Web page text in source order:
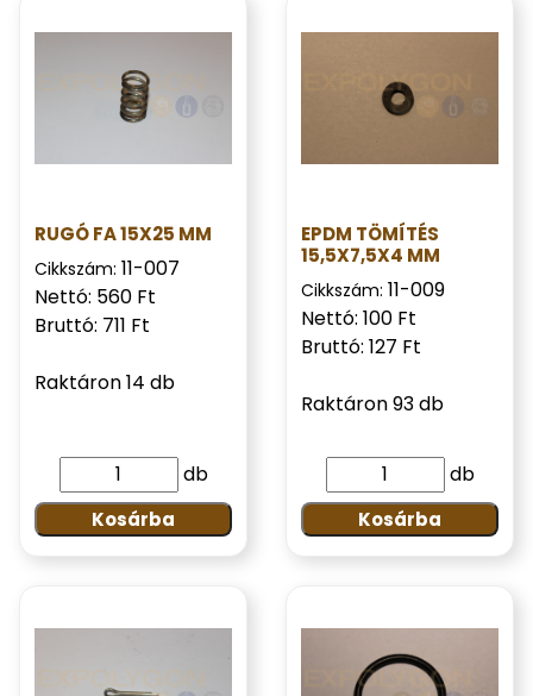
RUGÓ FA 15X25 MM
Cikkszám: 11-007
Nettó: 560 Ft
Bruttó: 711 Ft
Raktáron 14 db
db
Kosárba
EPDM TÖMÍTÉS
15,5X7,5X4 MM
Cikkszám: 11-009
Nettó: 100 Ft
Bruttó: 127 Ft
Raktáron 93 db
db
Kosárba